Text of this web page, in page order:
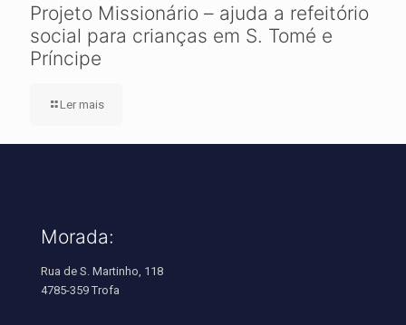
Projeto Missionário – ajuda a refeitório
social para crianças em S. Tomé e
Príncipe
Ler mais
Morada:
Rua de S. Martinho, 118
4785-359 Trofa